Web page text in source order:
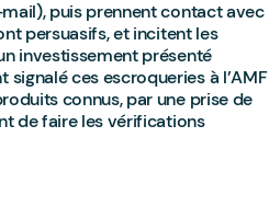
puis prennent contact avec
persuasifs, et incitent les
investissement présenté
ces escroqueries à l’AMF
connus, par une prise de
de faire les vérifications